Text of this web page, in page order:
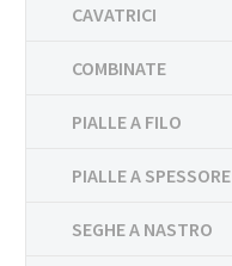
CAVATRICI
COMBINATE
PIALLE A FILO
PIALLE A SPESSORE
SEGHE A NASTRO